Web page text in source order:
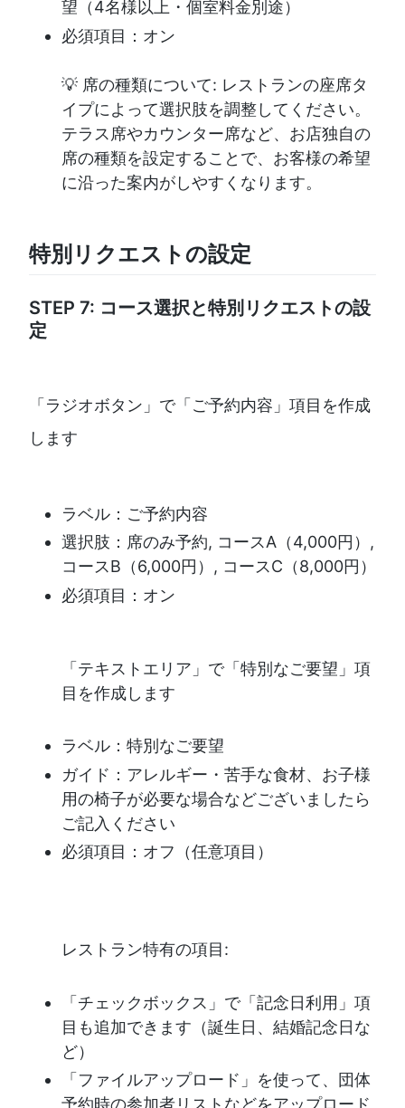
望（4名様以上・個室料金別途）
必須項目：オン
💡 席の種類について: レストランの座席タ
イプによって選択肢を調整してください。
テラス席やカウンター席など、お店独自の
席の種類を設定することで、お客様の希望
に沿った案内がしやすくなります。
特別リクエストの設定
STEP 7: コース選択と特別リクエストの設
定
「ラジオボタン」で「ご予約内容」項目を作成
します
ラベル：ご予約内容
選択肢：席のみ予約, コースA（4,000円）,
コースB（6,000円）, コースC（8,000円）
必須項目：オン
「テキストエリア」で「特別なご要望」項
目を作成します
ラベル：特別なご要望
ガイド：アレルギー・苦手な食材、お子様
用の椅子が必要な場合などございましたら
ご記入ください
必須項目：オフ（任意項目）
レストラン特有の項目:
「チェックボックス」で「記念日利用」項
目も追加できます（誕生日、結婚記念日な
ど）
「ファイルアップロード」を使って、団体